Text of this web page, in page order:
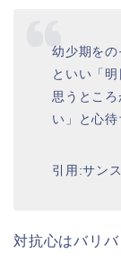
幼少期を
といい「
思うとこ
い」と心待
引用:サン
対抗心はバリバ